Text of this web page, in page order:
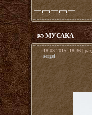
МУСАКА
18-03-2015, 18:36 |
sergei